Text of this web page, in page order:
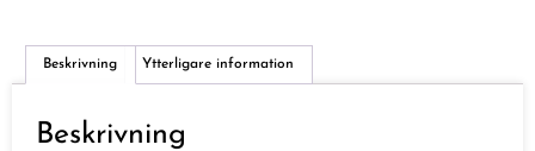
Beskrivning Ytterligare information
Beskrivning